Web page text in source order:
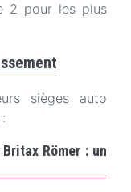
2 pour les plus
sièges auto
Römer : un